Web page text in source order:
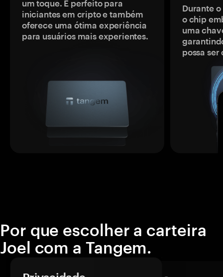
um toque. É perfeito para
iniciantes em cripto e também
oferece uma ótima experiência
para usuários mais experientes.
Durante
o chip
uma
possa
Por que escolher a carteira
Joel com a Tangem.